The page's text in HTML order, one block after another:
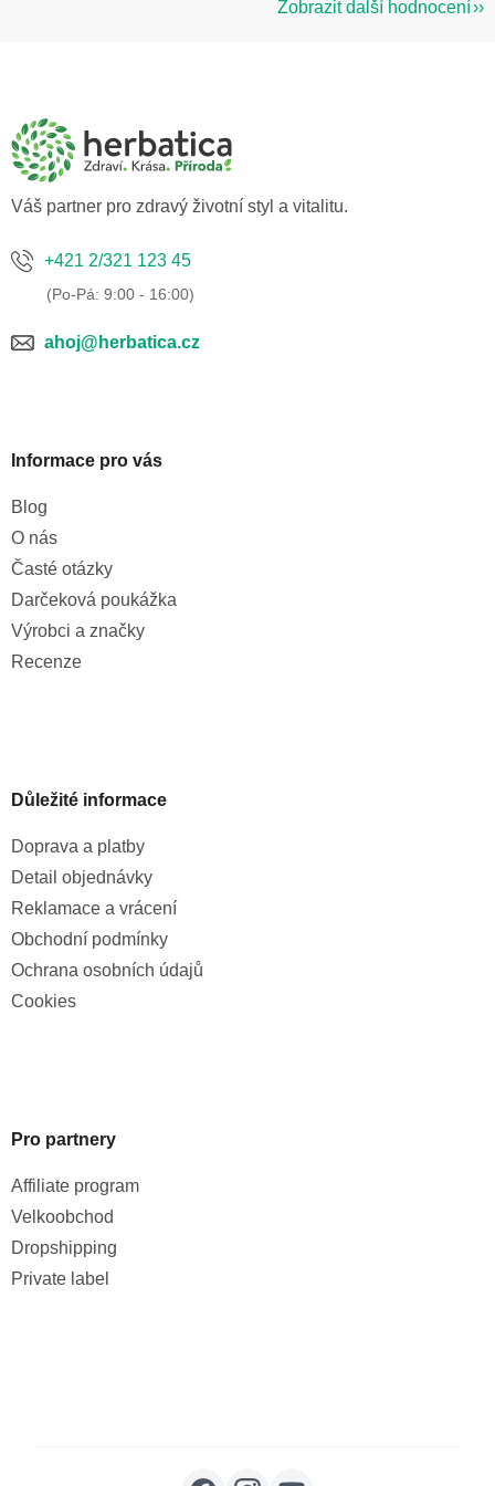
Zobrazit další hodnocení
a
Váš partner pro zdravý životní styl a vitalitu.
+421 2/321 123 45
ahoj@herbatica.cz
Informace pro vás
Blog
O nás
Časté otázky
Darčeková poukážka
Výrobci a značky
Recenze
Důležité informace
Doprava a platby
Detail objednávky
Reklamace a vrácení
Obchodní podmínky
Ochrana osobních údajů
Cookies
Pro partnery
Affiliate program
Velkoobchod
Dropshipping
Private label